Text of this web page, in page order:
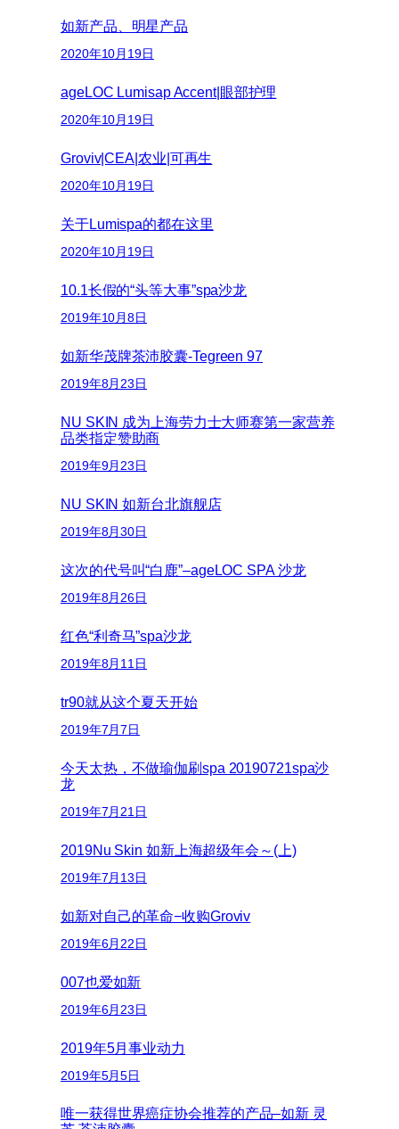
如新产品、明星产品
2020年10月19日
ageLOC Lumisap Accent|眼部护理
2020年10月19日
Groviv|CEA|农业|可再生
2020年10月19日
关于Lumispa的都在这里
2020年10月19日
10.1长假的“头等大事”spa沙龙
2019年10月8日
如新华茂牌茶沛胶囊-Tegreen 97
2019年8月23日
NU SKIN 成为上海劳力士大师赛第一家营养
品类指定赞助商
2019年9月23日
NU SKIN 如新台北旗舰店
2019年8月30日
这次的代号叫“白鹿”–ageLOC SPA 沙龙
2019年8月26日
红色“利奇马”spa沙龙
2019年8月11日
tr90就从这个夏天开始
2019年7月7日
今天太热，不做瑜伽刷spa 20190721spa沙
龙
2019年7月21日
2019Nu Skin 如新上海超级年会～(上)
2019年7月13日
如新对自己的革命−收购Groviv
2019年6月22日
007也爱如新
2019年6月23日
2019年5月事业动力
2019年5月5日
唯一获得世界癌症协会推荐的产品–如新 灵